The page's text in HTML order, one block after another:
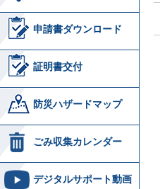
申請書ダウンロード
証明書交付
防災ハザードマップ
ごみ収集カレンダー
デジタルサポート動画